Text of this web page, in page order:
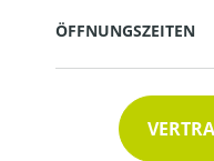
ÖFFNUNGSZEITEN